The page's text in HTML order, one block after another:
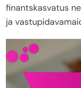
finantskasvatus
ja